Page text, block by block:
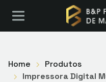
Home
Produtos
Impressora Digital